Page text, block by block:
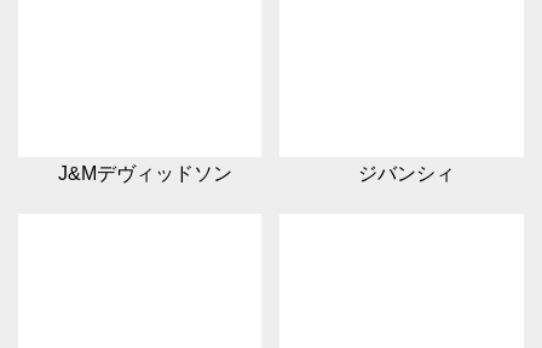
J&Mデヴィッドソン ジバンシィ